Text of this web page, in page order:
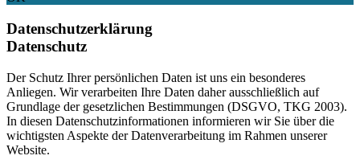
Datenschutzerklärung
Datenschutz
Der Schutz Ihrer persönlichen Daten ist uns ein besonderes
Anliegen. Wir verarbeiten Ihre Daten daher ausschließlich auf
Grundlage der gesetzlichen Bestimmungen (DSGVO, TKG 2003).
In diesen Datenschutzinformationen informieren wir Sie über die
wichtigsten Aspekte der Datenverarbeitung im Rahmen unserer
Website.